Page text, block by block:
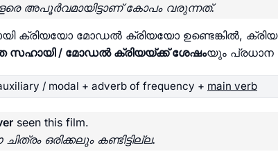
അപൂർവമായിട്ടാണ് കോപം വരുന്നത്.
ക്രിയയോ മോഡൽ ക്രിയയോ ഉണ്ടെങ്കിൽ,
സഹായി / മോഡൽ ക്രിയയ്ക്ക് ശേഷംയും പ്രധാന
/ modal + adverb of frequency + main verb
seen this film.
ഒരിക്കലും കണ്ടിട്ടില്ല.